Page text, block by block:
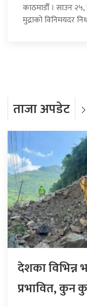
काठमाडौँ । साउन २५,
मुद्राको विनिमयदर
ताजा अपडेट
देशका विभिन्न
प्रभावित, कुन